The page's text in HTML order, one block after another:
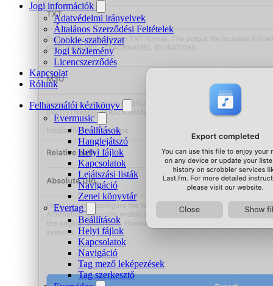
Jogi információk
Adatvédelmi irányelvek
Általános Szerződési Feltételek
Cookie-szabályzat
Jogi közlemény
Licencszerződés
Kapcsolat
Rólunk
Felhasználói kézikönyv
Evermusic
Beállítások
Hanglejátszó
Helyi fájlok
Kapcsolatok
Lejátszási listák
Navigáció
Zenei könyvtár
Evertag
Beállítások
Helyi fájlok
Kapcsolatok
Navigáció
Tag mező leképezések
Tag szerkesztő